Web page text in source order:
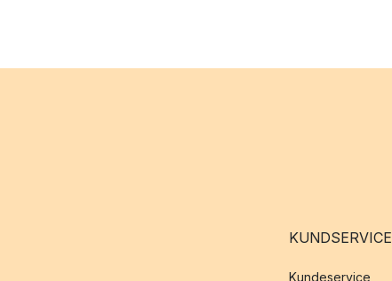
KUNDSERVICE
Kundeservice